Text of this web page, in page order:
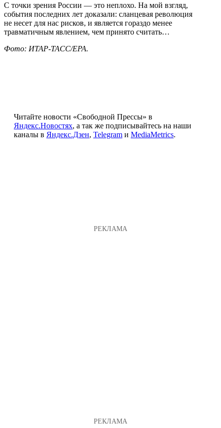
С точки зрения России — это неплохо. На мой взгляд,
события последних лет доказали: сланцевая революция
не несет для нас рисков, и является гораздо менее
травматичным явлением, чем принято считать…
Фото: ИТАР-ТАСС/EPA.
Читайте новости «Свободной Прессы» в
Яндекс.Новостях, а так же подписывайтесь на наши
каналы в Яндекс.Дзен, Telegram и MediaMetrics.